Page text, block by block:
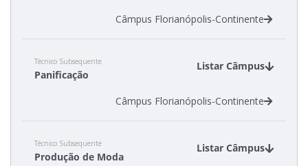
Câmpus Florianópolis-Continente
Técnico Subsequente
Panificação
Listar Câmpus
Câmpus Florianópolis-Continente
Técnico Subsequente
Produção de Moda
Listar Câmpus